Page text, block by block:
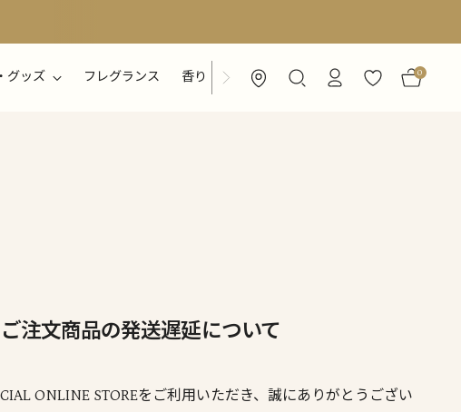
グッズ フレグランス 香り 特集ページ 0
ご注文商品の発送遅延について
ONLINE STOREをご利用いただき、誠にありがとうござい